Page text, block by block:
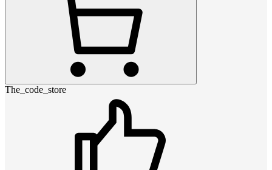
The_code_store